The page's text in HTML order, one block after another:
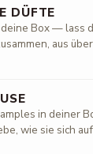
DÜFTE
Box — lass
aus
in deiner
wie sie sich